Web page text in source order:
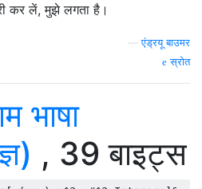
कर लें, मुझे लगता है।
—एंड्रयू बाउमर
स्रोत
भाषा
, 39 बाइट्स